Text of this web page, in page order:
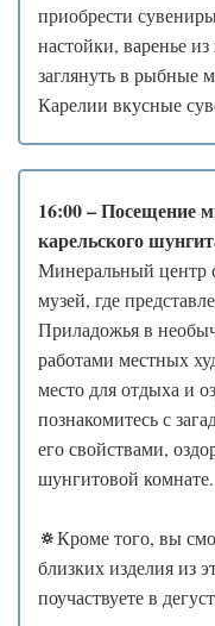
приобрести
настойки, варенье
заглянуть в рыбные
Карелии вкусные
16:00 – Посещение
карельского
Минеральный центр
музей, где
Приладожья в
работами местных
место для отдыха и
познакомитесь с
его свойствами,
шунгитовой комнате.
🔅Кроме того, вы
близких изделия из
поучаствуете в